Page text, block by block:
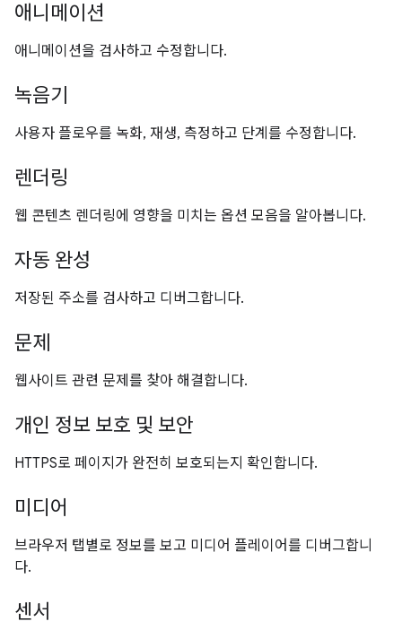
애니메이션
애니메이션을 검사하고 수정합니다.
녹음기
사용자 플로우를 녹화, 재생, 측정하고 단계를 수정합니다.
렌더링
웹 콘텐츠 렌더링에 영향을 미치는 옵션 모음을 알아봅니다.
자동 완성
저장된 주소를 검사하고 디버그합니다.
문제
웹사이트 관련 문제를 찾아 해결합니다.
개인 정보 보호 및 보안
HTTPS로 페이지가 완전히 보호되는지 확인합니다.
미디어
브라우저 탭별로 정보를 보고 미디어 플레이어를 디버그합니
다.
센서